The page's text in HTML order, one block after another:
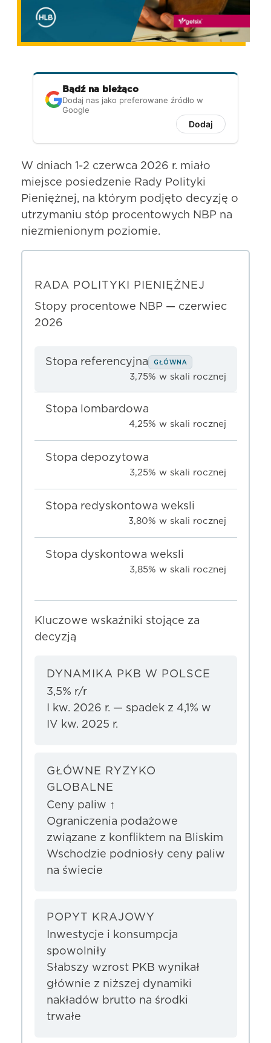
Bądź na bieżąco
Dodaj nas jako preferowane źródło w
Google
Dodaj
W dniach 1-2 czerwca 2026 r. miało
miejsce posiedzenie Rady Polityki
Pieniężnej, na którym podjęto decyzję o
utrzymaniu stóp procentowych NBP na
niezmienionym poziomie.
RADA POLITYKI PIENIĘŻNEJ
Stopy procentowe NBP — czerwiec
2026
Stopa referencyjna GŁÓWNA
3,75% w skali rocznej
Stopa lombardowa
4,25% w skali rocznej
Stopa depozytowa
3,25% w skali rocznej
Stopa redyskontowa weksli
3,80% w skali rocznej
Stopa dyskontowa weksli
3,85% w skali rocznej
Kluczowe wskaźniki stojące za
decyzją
DYNAMIKA PKB W POLSCE
3,5% r/r
I kw. 2026 r. — spadek z 4,1% w
IV kw. 2025 r.
GŁÓWNE RYZYKO
GLOBALNE
Ceny paliw ↑
Ograniczenia podażowe
związane z konfliktem na Bliskim
Wschodzie podniosły ceny paliw
na świecie
POPYT KRAJOWY
Inwestycje i konsumpcja
spowolniły
Słabszy wzrost PKB wynikał
głównie z niższej dynamiki
nakładów brutto na środki
trwałe